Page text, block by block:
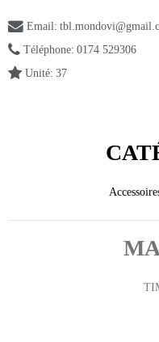
Email:
Téléphone: 0174 529306
Unité: 37